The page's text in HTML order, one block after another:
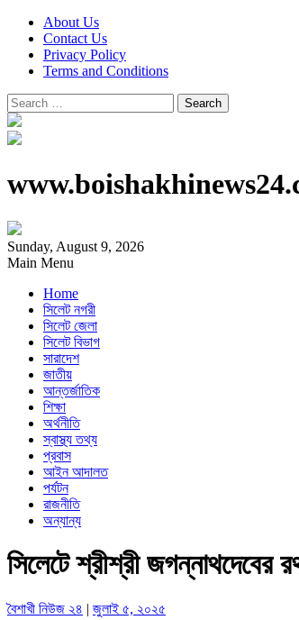
About Us
Contact Us
Privacy Policy
Terms and Conditions
Search
for:
Sunday, August 9, 2026
Main Menu
Home
সিলেট নগরী
সিলেট জেলা
সিলেট বিভাগ
সারাদেশ
জাতীয়
আন্তর্জাতিক
শিক্ষা
অর্থনীতি
স্বাস্থ্য তথ্য
প্রবাস
আইন আদালত
পর্যটন
রাজনীতি
অন্যান্য
সিলেটে শ্রীশ্রী জগন্নাথদেবের
বৈশাখী নিউজ ২৪ | জুলাই ৫, ২০২৫